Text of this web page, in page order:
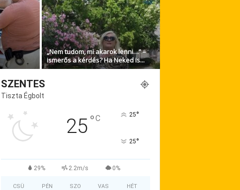
„Nem tudom, mi akarok lenni…” –
ismerős a kérdés? Ha Neked is...
SZENTES
Tiszta Égbolt
25°C 25°
25°
29% 2.2m/s 0%
CSÜ PÉN SZO VAS HÉT